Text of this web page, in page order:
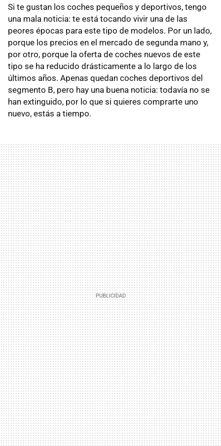
Si te gustan los coches pequeños y deportivos, tengo
una mala noticia: te está tocando vivir una de las
peores épocas para este tipo de modelos. Por un lado,
porque los precios en el mercado de segunda mano y,
por otro, porque la oferta de coches nuevos de este
tipo se ha reducido drásticamente a lo largo de los
últimos años. Apenas quedan coches deportivos del
segmento B, pero hay una buena noticia: todavía no se
han extinguido, por lo que si quieres comprarte uno
nuevo, estás a tiempo.